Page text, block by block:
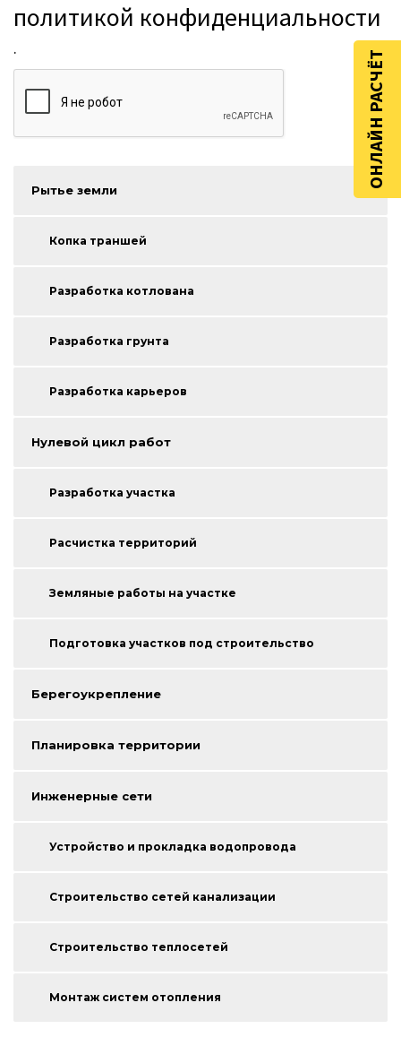
политикой конфиденциальности
.
Рытье земли
Копка траншей
Разработка котлована
Разработка грунта
Разработка карьеров
Нулевой цикл работ
Разработка участка
Расчистка территорий
Земляные работы на участке
Подготовка участков под строительство
Берегоукрепление
Планировка территории
Инженерные сети
Устройство и прокладка водопровода
Строительство сетей канализации
Строительство теплосетей
Монтаж систем отопления
ОНЛАЙН РАСЧЁТ